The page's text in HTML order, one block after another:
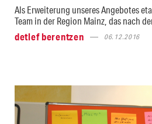
Als Erweiterung unseres Angebotes
Team in der Region Mainz, das nach
detlef berentzen
06.12.2016